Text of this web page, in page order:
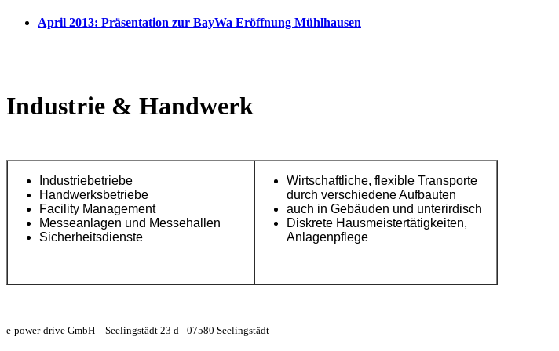
April 2013: Präsentation zur BayWa Eröffnung Mühlhausen
Industrie & Handwerk
Industriebetriebe
Handwerksbetriebe
Facility Management
Messeanlagen und Messehallen
Sicherheitsdienste
Wirtschaftliche, flexible Transporte
durch verschiedene Aufbauten
auch in Gebäuden und unterirdisch
Diskrete Hausmeistertätigkeiten,
Anlagenpflege
e-power-drive GmbH - Seelingstädt 23 d - 07580 Seelingstädt